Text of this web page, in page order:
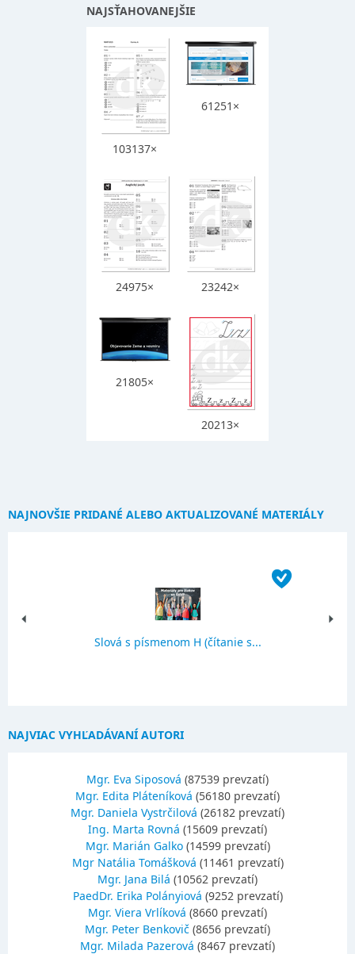
NAJSŤAHOVANEJŠIE
103137×
61251×
24975× 23242×
21805×
20213×
NAJNOVŠIE PRIDANÉ ALEBO AKTUALIZOVANÉ MATERIÁLY
Slová s písmenom H (čítanie s...
NAJVIAC VYHĽADÁVANÍ AUTORI
Mgr. Eva Siposová (87539 prevzatí)
Mgr. Edita Pláteníková (56180 prevzatí)
Mgr. Daniela Vystrčilová (26182 prevzatí)
Ing. Marta Rovná (15609 prevzatí)
Mgr. Marián Galko(14599 prevzatí)
Mgr Natália Tomášková (11461 prevzatí)
Mgr. Jana Bilá (10562 prevzatí)
PaedDr. Erika Polányiová (9252 prevzatí)
Mgr. Viera Vrlíková (8660 prevzatí)
Mgr. Peter Benkovič (8656 prevzatí)
Mgr. Milada Pazerová (8467 prevzatí)